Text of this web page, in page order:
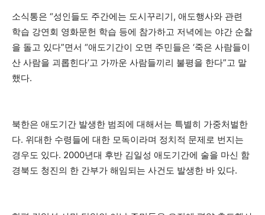
소식통은 “성인들도 주간에는 도시꾸리기, 애도행사와 관련
학습 강연회 영화문헌 학습 등에 참가하고 저녁에는 야간 순찰
을 돌고 있다”면서 “애도기간이 오면 주민들은 ‘죽은 사람들이
산 사람을 괴롭힌다’고 가까운 사람들끼리 불평을 한다”고 말
했다.
북한은 애도기간 발생한 범죄에 대해서는 특별히 가중처벌한
다. 위대한 수령들에 대한 모독이라며 정치적 문제로 번지는
경우도 있다. 2000년대 후반 김일성 애도기간에 술을 마신 함
경북도 청진의 한 간부가 해임되는 사건도 발생한 바 있다.